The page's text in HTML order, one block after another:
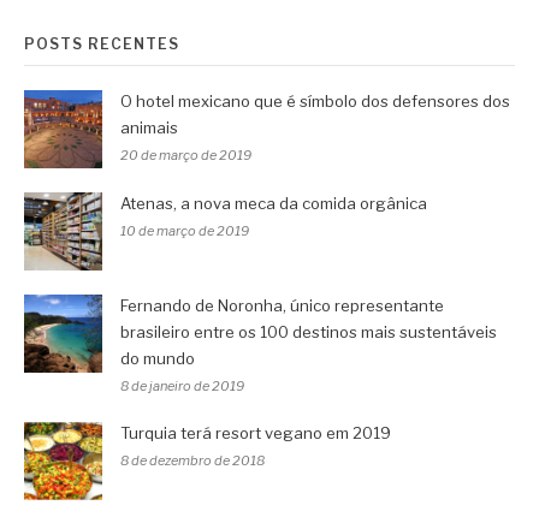
POSTS RECENTES
O hotel mexicano que é símbolo dos defensores dos
animais
20 de março de 2019
Atenas, a nova meca da comida orgânica
10 de março de 2019
Fernando de Noronha, único representante
brasileiro entre os 100 destinos mais sustentáveis
do mundo
8 de janeiro de 2019
Turquia terá resort vegano em 2019
8 de dezembro de 2018